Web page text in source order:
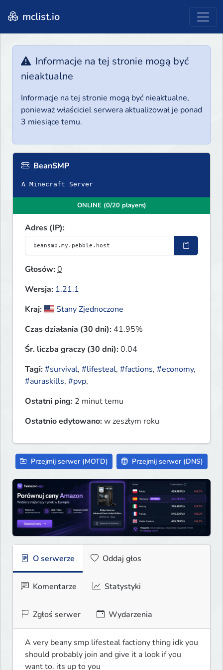
mclist.io
Informacje na tej stronie mogą być
nieaktualne
Informacje na tej stronie mogą być nieaktualne,
ponieważ właściciel serwera aktualizował je ponad
3 miesiące temu.
BeanSMP
A Minecraft Server
ONLINE (0/20 players)
Adres (IP):
Głosów:0
Wersja: 1.21.1
Kraj:
Stany Zjednoczone
Czas działania (30 dni): 41.95%
Śr. liczba graczy (30 dni):0.04
Tagi:#survival, #lifesteal, #factions, #economy,
#auraskills, #pvp,
Ostatni ping: 2 minut temu
Ostatnio edytowano:w zeszłym roku
Przejmij serwer (MOTD) Przejmij serwer (DNS)
O serwerze Oddaj głos
Komentarze Statystyki
Zgłoś serwer Wydarzenia
A very beany smp lifesteal factiony thing idk you
should probably join and give it a look if you
want to. its up to you